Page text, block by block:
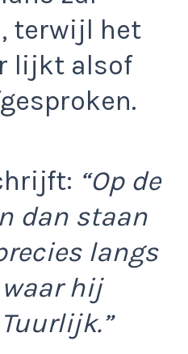
terwijl het
lijkt alsof
“Op de
dan staan
langs
hij